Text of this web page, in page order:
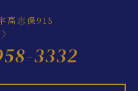
高志保915
3332